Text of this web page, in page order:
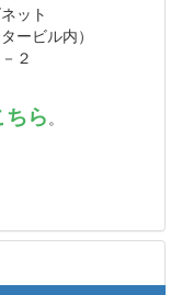
ット
ービル内）
２
ちら。